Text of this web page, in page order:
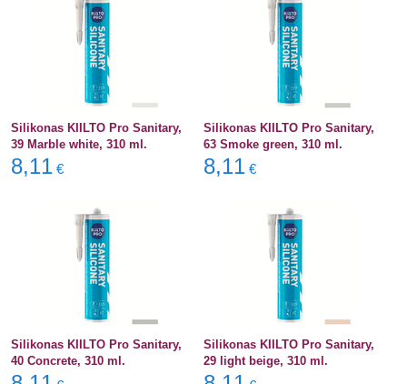
Silikonas KIILTO Pro Sanitary,
39 Marble white, 310 ml.
8,11 €
Silikonas KIILTO Pro Sanitary,
63 Smoke green, 310 ml.
8,11 €
Silikonas KIILTO Pro Sanitary,
40 Concrete, 310 ml.
Silikonas KIILTO Pro Sanitary,
29 light beige, 310 ml.